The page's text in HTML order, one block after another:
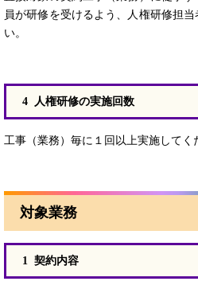
員が研修を受けるよう、人権研修担
い。
4 人権研修の実施回数
工事（業務）毎に１回以上実施してく
対象業務
1 契約内容